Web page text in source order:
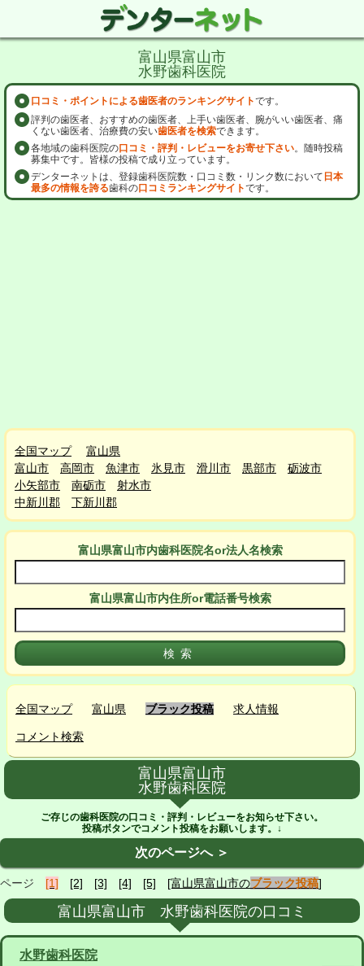
富山県富山市
水野歯科医院
口コミ・ポイントによる歯医者のランキングサイトです。
評判の歯医者、おすすめの歯医者、上手い歯医者、腕がいい歯医者、痛
くない歯医者、治療費の安い歯医者を検索できます。
各地域の歯科医院の口コミ・評判・レビューをお寄せ下さい。随時投稿
募集中です。皆様の投稿で成り立っています。
デンターネットは、登録歯科医院数・口コミ数・リンク数において 日本
最多の情報を誇る歯科の口コミランキングサイトです。
全国マップ
富山県
富山市
高岡市 魚津市 氷見市 滑川市 黒部市
砺波市
小矢部市
南砺市
射水市
中新川郡
下新川郡
富山県富山市内歯科医院名or法人名検索
富山県富山市内住所or電話番号検索
全国マップ 富山県 ブラック投稿 求人情報
コメント検索
富山県富山市
水野歯科医院
ご存じの歯科医院の口コミ・評判・レビューをお知らせ下さい。
投稿ボタンでコメント投稿をお願いします。↓
次のページへ ＞
ページ [1] [2] [3] [4] [5] [富山県富山市のブラック投稿]
富山県富山市 水野歯科医院の口コミ
水野歯科医院